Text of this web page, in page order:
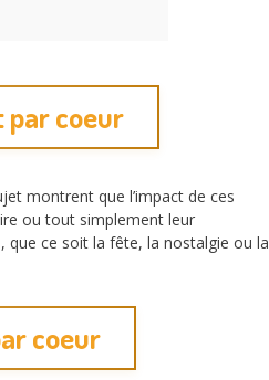
par coeur
montrent que l’impact de ces
ou tout simplement leur
ce soit la fête, la nostalgie ou la
coeur